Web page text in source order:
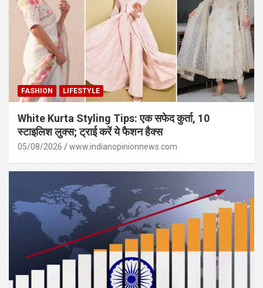
FASHION LIFESTYLE
White Kurta Styling Tips: एक सफेद कुर्ता, 10
स्टाइलिश लुक्स; ट्राई करें ये फैशन हैक्स
05/08/2026 www.indianopinionnews.com